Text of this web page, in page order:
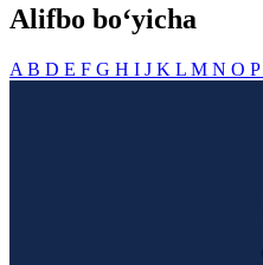
Alifbo bo‘yicha
A B D E F G H I J K L M N O P